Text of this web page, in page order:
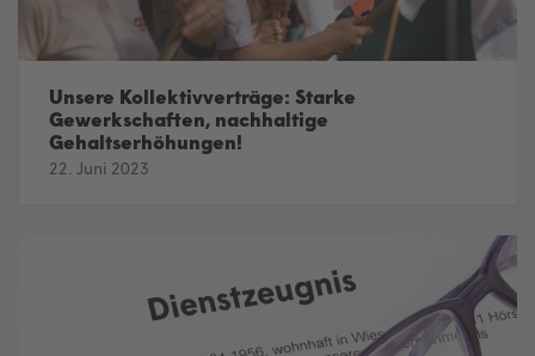
Unsere Kollektivverträge: Starke
Gewerkschaften, nachhaltige
Gehaltserhöhungen!
22. Juni 2023